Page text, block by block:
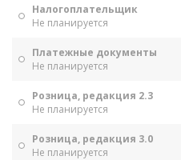
Налогоплательщик
Не планируется
Платежные документы
Не планируется
Розница, редакция 2.3
Не планируется
Розница, редакция 3.0
Не планируется